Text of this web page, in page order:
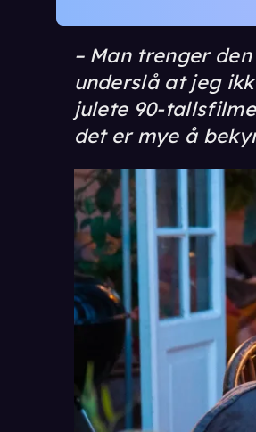
– Man trenger
underslå at jeg
julete 90-
det er mye å